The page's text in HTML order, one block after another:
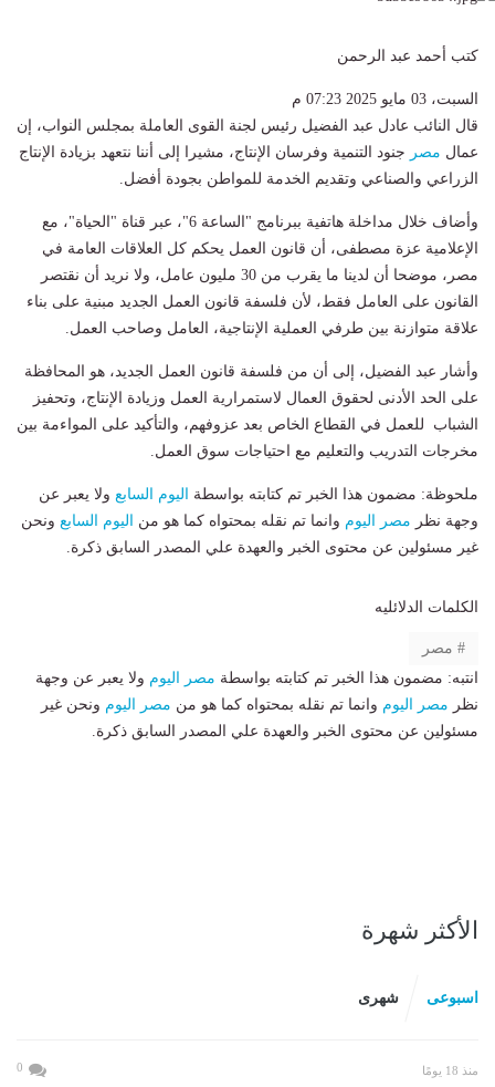
كتب أحمد عبد الرحمن
السبت، 03 مايو 2025 07:23 م
قال النائب عادل عبد الفضيل رئيس لجنة القوى العاملة بمجلس النواب، إن
عمال مصر جنود التنمية وفرسان الإنتاج، مشيرا إلى أننا نتعهد بزيادة الإنتاج
الزراعي والصناعي وتقديم الخدمة للمواطن بجودة أفضل.
وأضاف خلال مداخلة هاتفية ببرنامج "الساعة 6"، عبر قناة "الحياة"، مع
الإعلامية عزة مصطفى، أن قانون العمل يحكم كل العلاقات العامة في
مصر، موضحا أن لدينا ما يقرب من 30 مليون عامل، ولا نريد أن نقتصر
القانون على العامل فقط، لأن فلسفة قانون العمل الجديد مبنية على بناء
علاقة متوازنة بين طرفي العملية الإنتاجية، العامل وصاحب العمل.
وأشار عبد الفضيل، إلى أن من فلسفة قانون العمل الجديد، هو المحافظة
على الحد الأدنى لحقوق العمال لاستمرارية العمل وزيادة الإنتاج، وتحفيز
الشباب للعمل في القطاع الخاص بعد عزوفهم، والتأكيد على المواءمة بين
مخرجات التدريب والتعليم مع احتياجات سوق العمل.
ملحوظة: مضمون هذا الخبر تم كتابته بواسطة اليوم السابع ولا يعبر عن
وجهة نظر مصر اليوم وانما تم نقله بمحتواه كما هو من اليوم السابع ونحن
غير مسئولين عن محتوى الخبر والعهدة علي المصدر السابق ذكرة.
الكلمات الدلائليه
مصر
انتبه: مضمون هذا الخبر تم كتابته بواسطة مصر اليوم ولا يعبر عن وجهة
نظر مصر اليوم وانما تم نقله بمحتواه كما هو من مصر اليوم ونحن غير
مسئولين عن محتوى الخبر والعهدة علي المصدر السابق ذكرة.
الأكثر شهرة
اسبوعى شهرى
منذ 18 يومًا 0